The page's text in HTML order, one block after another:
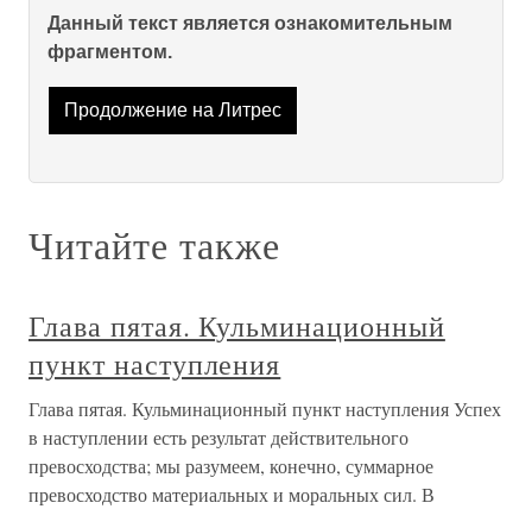
Данный текст является ознакомительным
фрагментом.
Продолжение на Литрес
Читайте также
Глава пятая. Кульминационный
пункт наступления
Глава пятая. Кульминационный пункт наступления Успех
в наступлении есть результат действительного
превосходства; мы разумеем, конечно, суммарное
превосходство материальных и моральных сил. В